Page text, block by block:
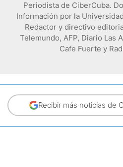
Periodista de CiberCuba.
Información por la
Redactor y directivo
Telemundo, AFP, Diario Las
Cafe Fuerte y
Recibir más noticias de